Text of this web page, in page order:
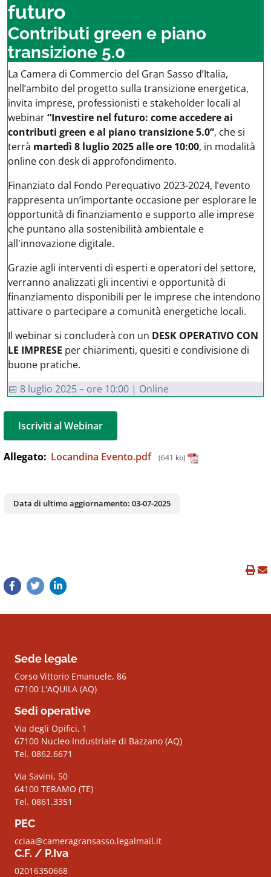
futuro
Contributi green e piano
transizione 5.0
La Camera di Commercio del Gran Sasso d’Italia,
nell’ambito del progetto sulla transizione energetica,
invita imprese, professionisti e stakeholder locali al
webinar“Investire nel futuro: come accedere ai
contributi green e al piano transizione 5.0”, che si
terrà martedì 8 luglio 2025 alle ore 10:00, in modalità
online con desk di approfondimento.
Finanziato dal Fondo Perequativo 2023-2024, l’evento
rappresenta un’importante occasione per esplorare le
opportunità di finanziamento e supporto alle imprese
che puntano alla sostenibilità ambientale e
all'innovazione digitale.
Grazie agli interventi di esperti e operatori del settore,
verranno analizzati gli incentivi e opportunità di
finanziamento disponibili per le imprese che intendono
attivare o partecipare a comunità energetiche locali.
Il webinar si concluderà con un DESK OPERATIVO CON
LE IMPRESE per chiarimenti, quesiti e condivisione di
buone pratiche.
📅 8 luglio 2025 – ore 10:00 | Online
Iscriviti al Webinar
Allegato: Locandina Evento.pdf (641 kb)
Data di ultimo aggiornamento: 03-07-2025
Sede legale
Corso Vittorio Emanuele, 86
67100 L'AQUILA (AQ)
Sedi operative
Via degli Opifici, 1
67100 Nucleo Industriale di Bazzano (AQ)
Tel. 0862.6671
Via Savini, 50
64100 TERAMO (TE)
Tel. 0861.3351
PEC
cciaa@cameragransasso.legalmail.it
C.F. / P.Iva
02016350668